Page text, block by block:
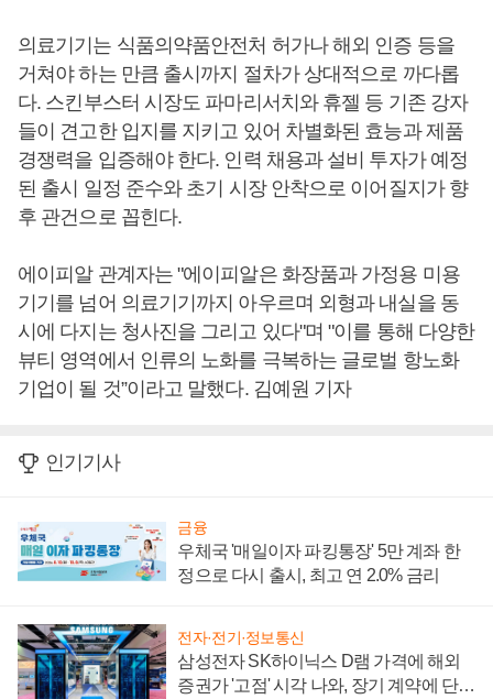
의료기기는 식품의약품안전처 허가나 해외 인증 등을
거쳐야 하는 만큼 출시까지 절차가 상대적으로 까다롭
다. 스킨부스터 시장도 파마리서치와 휴젤 등 기존 강자
들이 견고한 입지를 지키고 있어 차별화된 효능과 제품
경쟁력을 입증해야 한다. 인력 채용과 설비 투자가 예정
된 출시 일정 준수와 초기 시장 안착으로 이어질지가 향
후 관건으로 꼽힌다.
에이피알 관계자는 "에이피알은 화장품과 가정용 미용
기기를 넘어 의료기기까지 아우르며 외형과 내실을 동
시에 다지는 청사진을 그리고 있다"며 "이를 통해 다양한
뷰티 영역에서 인류의 노화를 극복하는 글로벌 항노화
기업이 될 것”이라고 말했다. 김예원 기자
인기기사
금융
우체국 '매일이자 파킹통장' 5만 계좌 한
정으로 다시 출시, 최고 연 2.0% 금리
전자·전기·정보통신
삼성전자 SK하이닉스 D램 가격에 해외
증권가 '고점' 시각 나와, 장기 계약에 단점